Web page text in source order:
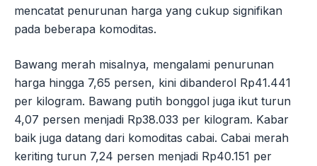
mencatat penurunan harga yang cukup signifikan
pada beberapa komoditas.
Bawang merah misalnya, mengalami penurunan
harga hingga 7,65 persen, kini dibanderol Rp41.441
per kilogram. Bawang putih bonggol juga ikut turun
4,07 persen menjadi Rp38.033 per kilogram. Kabar
baik juga datang dari komoditas cabai. Cabai merah
keriting turun 7,24 persen menjadi Rp40.151 per